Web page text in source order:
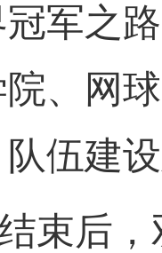
军之
、网
伍建
束后